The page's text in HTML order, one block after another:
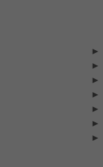
►
►
►
►
►
►
►